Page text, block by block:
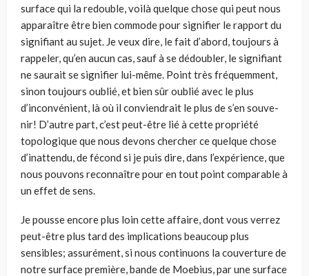
surface qui la redouble, voilà quelque chose qui peut nous
apparaître être bien commode pour signifier le rapport du
signifiant au sujet. Je veux dire, le fait d’abord, tou­jours à
rappeler, qu’en aucun cas, sauf à se dédoubler, le signifiant
ne saurait se signifier lui-même. Point très fréquemment,
sinon toujours oublié, et bien sûr oublié avec le plus
d’inconvénient, là où il conviendrait le plus de s’en souve­
nir! D’autre part, c’est peut-être lié à cette propriété
topologique que nous devons chercher ce quelque chose
d’inattendu, de fécond si je puis dire, dans l’expérience, que
nous pouvons reconnaître pour en tout point comparable à
un effet de sens.
Je pousse encore plus loin cette affaire, dont vous verrez
peut-être plus tard des implications beaucoup plus
sensibles; assurément, si nous continuons la couverture de
notre surface première, bande de Moebius, par une surface